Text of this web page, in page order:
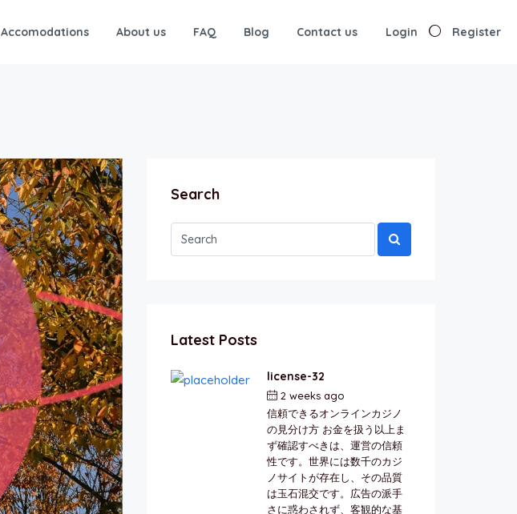
Accomodations About us FAQ Blog Contact us Login Register
Search
Latest Posts
license-32
2 weeks ago
信頼できるオンラインカジノ
の見分け方 お金を扱う以上ま
ず確認すべきは、運営の信頼
性です。世界には数千のカジ
ノサイトが存在し、その品質
は玉石混交です。広告の派手
さに惑わされず、客観的な基